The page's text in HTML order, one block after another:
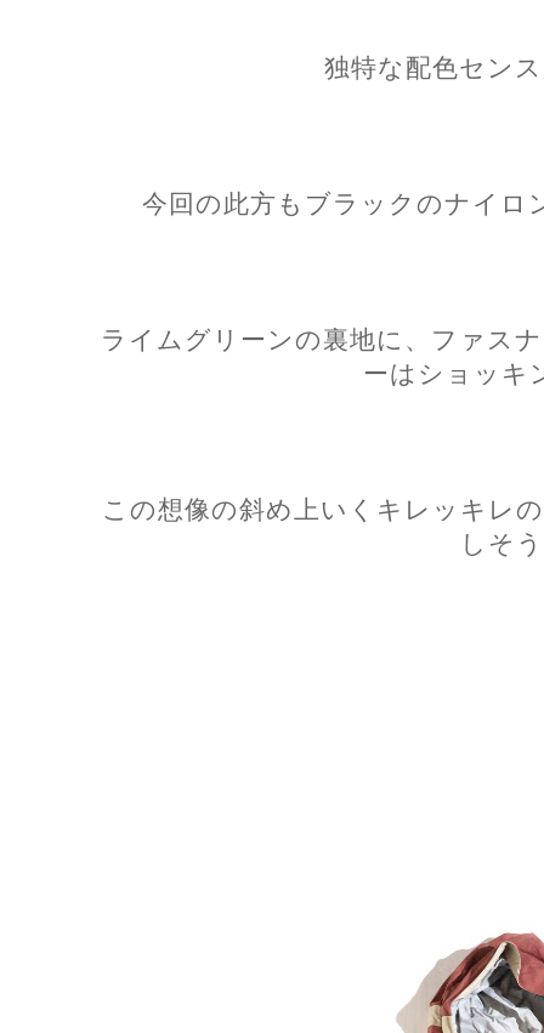
独特な配色セン
今回の此方もブラックのナイロ
ライムグリーンの裏地に、ファス
ーはショッキ
この想像の斜め上いくキレッキレ
しそ